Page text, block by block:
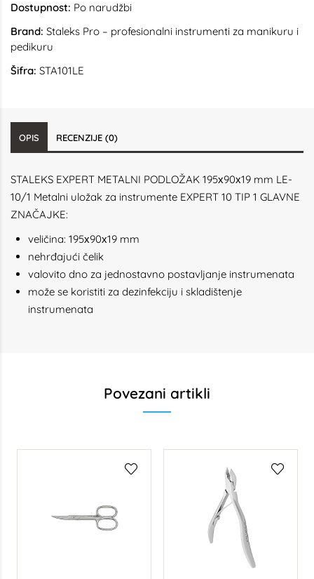
Dostupnost: Po narudžbi
Brand: Staleks Pro – profesionalni instrumenti za manikuru i
pedikuru
Šifra: STA101LE
OPIS RECENZIJE (0)
STALEKS EXPERT METALNI PODLOŽAK 195х90х19 mm LE-
10/1 Metalni uložak za instrumente EXPERT 10 TIP 1 GLAVNE
ZNAČAJKE:
veličina: 195х90х19 mm
nehrđajući čelik
valovito dno za jednostavno postavljanje instrumenata
može se koristiti za dezinfekciju i skladištenje
instrumenata
Povezani artikli